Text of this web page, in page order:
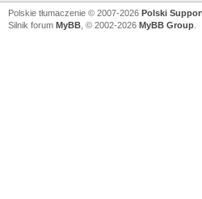
Polskie tłumaczenie © 2007-2026 Polski
Silnik forum MyBB , © 2002-2026 MyBB Group